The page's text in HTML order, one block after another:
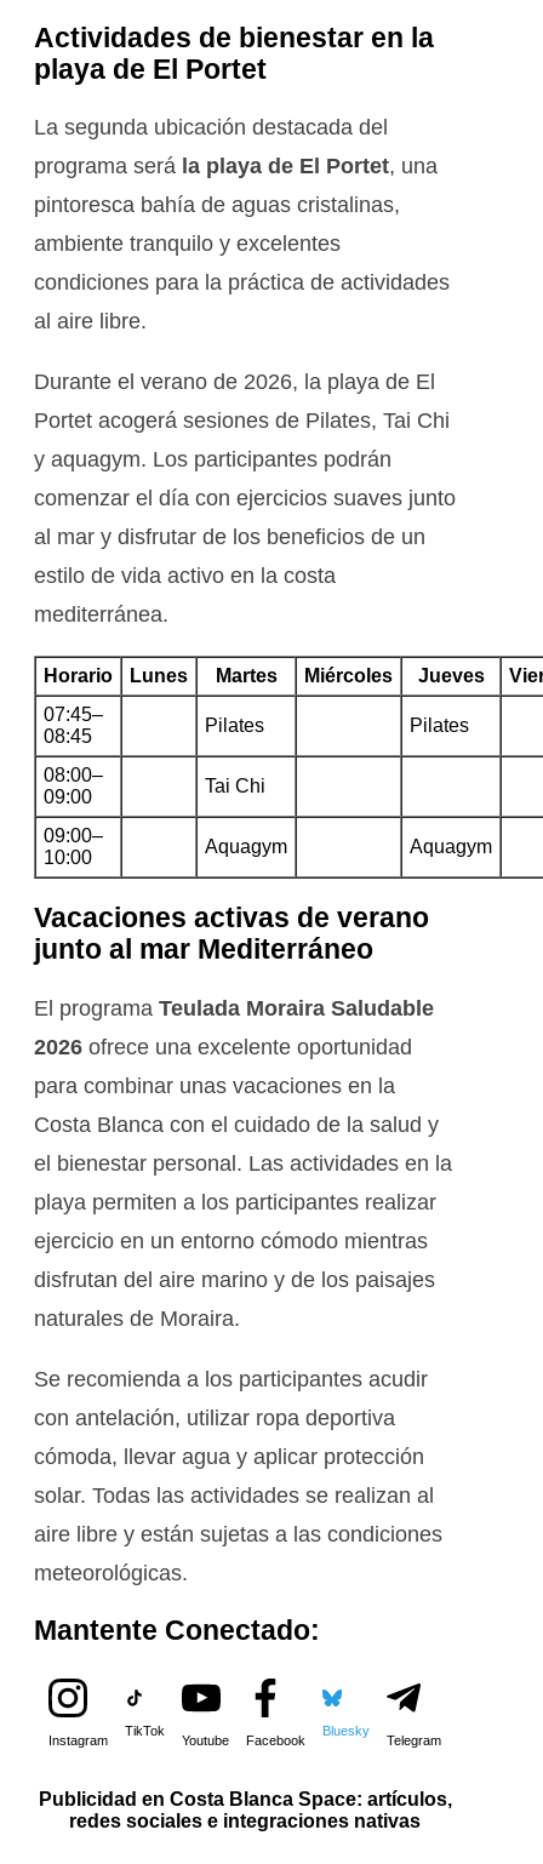
Actividades de bienestar en la
playa de El Portet
La segunda ubicación destacada del
programa será la playa de El Portet, una
pintoresca bahía de aguas cristalinas,
ambiente tranquilo y excelentes
condiciones para la práctica de actividades
al aire libre.
Durante el verano de 2026, la playa de El
Portet acogerá sesiones de Pilates, Tai Chi
y aquagym. Los participantes podrán
comenzar el día con ejercicios suaves junto
al mar y disfrutar de los beneficios de un
estilo de vida activo en la costa
mediterránea.
Horario Lunes Martes Miércoles Jueves
07:45–
08:45
Pilates Pilates
08:00–
09:00
Tai Chi
09:00–
10:00
Aquagym Aquagym
Vacaciones activas de verano
junto al mar Mediterráneo
El programa Teulada Moraira Saludable
2026 ofrece una excelente oportunidad
para combinar unas vacaciones en la
Costa Blanca con el cuidado de la salud y
el bienestar personal. Las actividades en la
playa permiten a los participantes realizar
ejercicio en un entorno cómodo mientras
disfrutan del aire marino y de los paisajes
naturales de Moraira.
Se recomienda a los participantes acudir
con antelación, utilizar ropa deportiva
cómoda, llevar agua y aplicar protección
solar. Todas las actividades se realizan al
aire libre y están sujetas a las condiciones
meteorológicas.
Mantente Conectado:
Instagram
TikTok
Youtube Facebook
Bluesky
Telegram
Publicidad en Costa Blanca Space: artículos,
redes sociales e integraciones nativas